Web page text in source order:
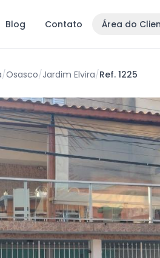
Blog Contato Área do
/Osasco/Jardim Elvira/Ref. 1225